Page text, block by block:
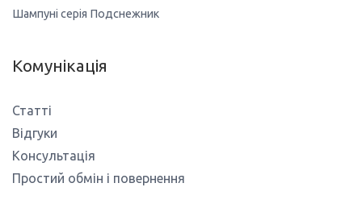
Шампуні серія Подснежник
Комунікація
Статті
Відгуки
Консультація
Простий обмін і повернення